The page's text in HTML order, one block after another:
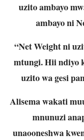
uzito ambayo
ambayo ni
“Net Weight ni
mtungi. Hii ndiyo
uzito wa gesi
Alisema wakati
mnunuzi
unaooneshwa